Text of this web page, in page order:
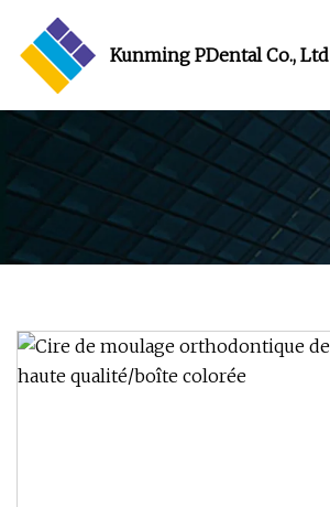
Kunming PDental Co., Ltd